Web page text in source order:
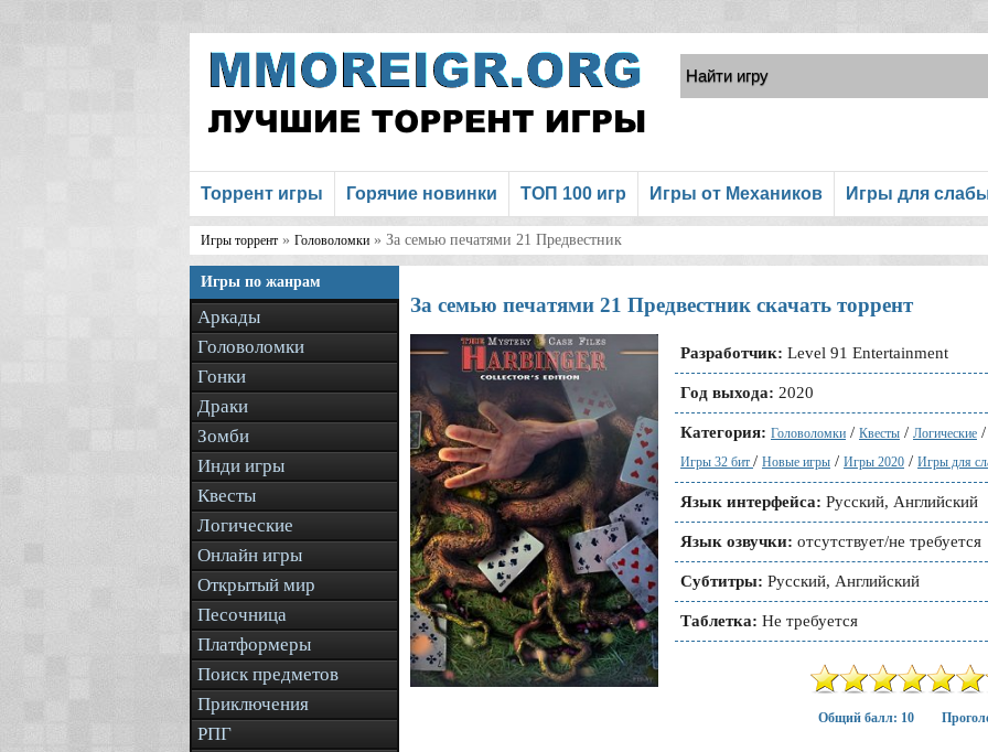
Торрент игры Горячие новинки ТОП 100 игр Игры от Механиков Игры для
Игры торрент » Головоломки » За семью печатями 21 Предвестник
Игры по жанрам
Аркады
Головоломки
Гонки
Драки
Зомби
Инди игры
Квесты
Логические
Онлайн игры
Открытый мир
Песочница
Платформеры
Поиск предметов
Приключения
РПГ
За семью печатями 21 Предвестник скачать торрент
Разработчик: Level 91 Entertainment
Год выхода: 2020
Категория: Головоломки / Квесты / Логические
Игры 32 бит / Новые игры / Игры 2020 / Игры для
Язык интерфейса: Русский, Английский
Язык озвучки: отсутствует/не требуется
Субтитры: Русский, Английский
Таблетка: Не требуется
Общий балл: 10